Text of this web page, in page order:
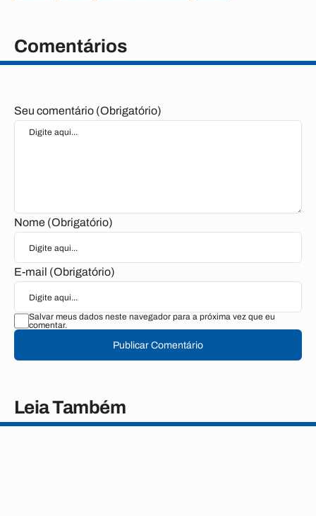
Comentários
Seu comentário (Obrigatório)
Nome (Obrigatório)
E-mail (Obrigatório)
Salvar meus dados neste navegador para a próxima vez que eu
comentar.
Publicar Comentário
Leia Também